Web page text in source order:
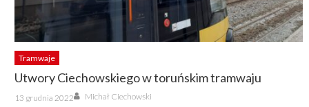
Tramwaje
Utwory Ciechowskiego w toruńskim tramwaju
Posted
on
13 grudnia 2022 Author
Michał Ciechowski